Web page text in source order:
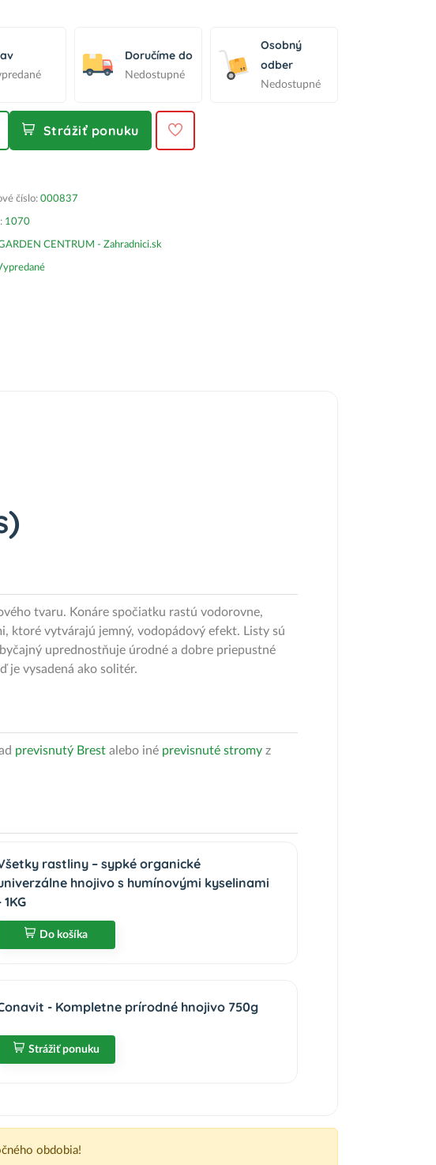
Doručíme do
Nedostupné
Osobný
odber
Nedostupné
Strážiť ponuku
číslo: 000837
1070
CENTRUM - Zahradnici.sk
tvaru. Konáre spočiatku rastú vodorovne,
ktoré vytvárajú jemný, vodopádový efekt. Listy sú
uprednostňuje úrodné a dobre priepustné
je vysadená ako solitér.
previsnutý Brest alebo iné previsnuté stromy z
rastliny – sypké organické
hnojivo s humínovými kyselinami
1KG
Do košíka
- Kompletne prírodné hnojivo 750g
Strážiť ponuku
obdobia!